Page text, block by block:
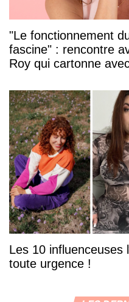
"Le fonctionnement
fascine" : rencontre
Roy qui cartonne
Les 10 influenceuses
toute urgence !